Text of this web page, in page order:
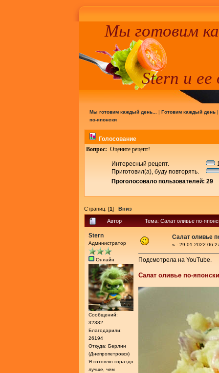
Мы готовим
Stern и ее
Мы готовим каждый день... | Готовим каждый день
по-японски
Голосование
Вопрос: Оцените рецепт!
Интересный рецепт.
Приготовил(а), буду повторять.
Проголосовало пользователей: 29
Страниц: [1] Вниз
Автор Тема: Салат оливье по-
Stern
Администратор
Онлайн
Сообщений:
32382
Благодарили:
26194
Откуда: Берлин
(Днепропетровск)
Я готовлю гораздо
лучше, чем
Салат оливье
« : 29.01.2022
Подсмотрела на YouTube.
Салат оливье по-японски